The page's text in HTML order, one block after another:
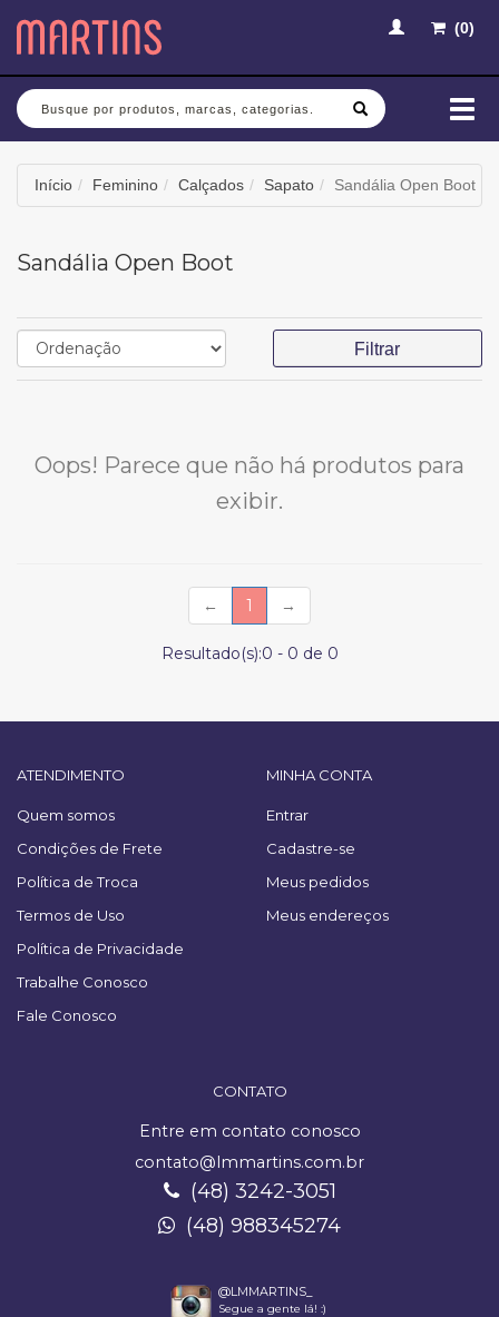
(0)
Busca
Início Feminino Calçados Sapato Sandália Open Boot
Sandália Open Boot
Filtrar
Oops! Parece que não há produtos para
exibir.
← 1 (current)
→
Resultado(s):0 - 0 de 0
ATENDIMENTO
Quem somos
Condições de Frete
Política de Troca
Termos de Uso
Política de Privacidade
Trabalhe Conosco
Fale Conosco
MINHA CONTA
Entrar
Cadastre-se
Meus pedidos
Meus endereços
CONTATO
Entre em contato conosco
contato@lmmartins.com.br
(48) 3242-3051
(48) 988345274
@LMMARTINS_
Segue a gente lá! :)